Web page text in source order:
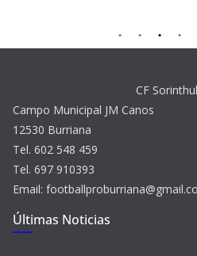
CF
Campo Municipal JM Canos
12530 Burriana
Tel. 602 548 459
Tel. 697 910393
Email:
Últimas Noticias